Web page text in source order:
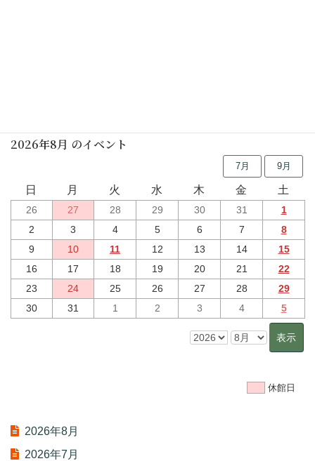
2026年8月 のイベント
7月 9月
日 月 火 水 木 金 土
26 27 28 29 30 31
1
2
3 4 5 6 7
8
9
10 11 12 13 14
15
16
17 18 19 20 21
22
23
24 25 26 27 28
29
30
31 1 2 3 4 5
休館日
2026年8月
2026年7月